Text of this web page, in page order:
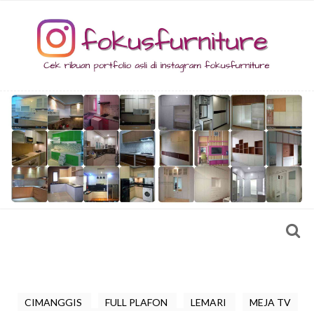
CIMANGGIS FULL PLAFON LEMARI
MEJA TV